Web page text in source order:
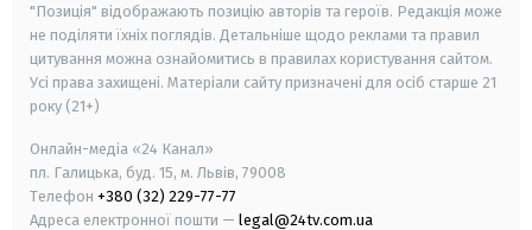
"Позиція" відображають позицію авторів та героїв. Редакція може
не поділяти їхніх поглядів. Детальніше щодо реклами та правил
цитування можна ознайомитись в правилах користування сайтом.
Усі права захищені. Матеріали сайту призначені для осіб старше 21
року (21+)
Онлайн-медіа «24 Канал»
пл. Галицька, буд. 15, м. Львів, 79008
Телефон +380 (32) 229-77-77
Адреса електронної пошти — legal@24tv.com.ua